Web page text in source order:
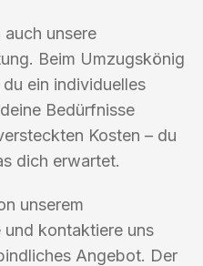
auch unsere
Beim Umzugskönig
ein individuelles
Bedürfnisse
Kosten – du
dich erwartet.
unserem
und kontaktiere uns
Angebot. Der